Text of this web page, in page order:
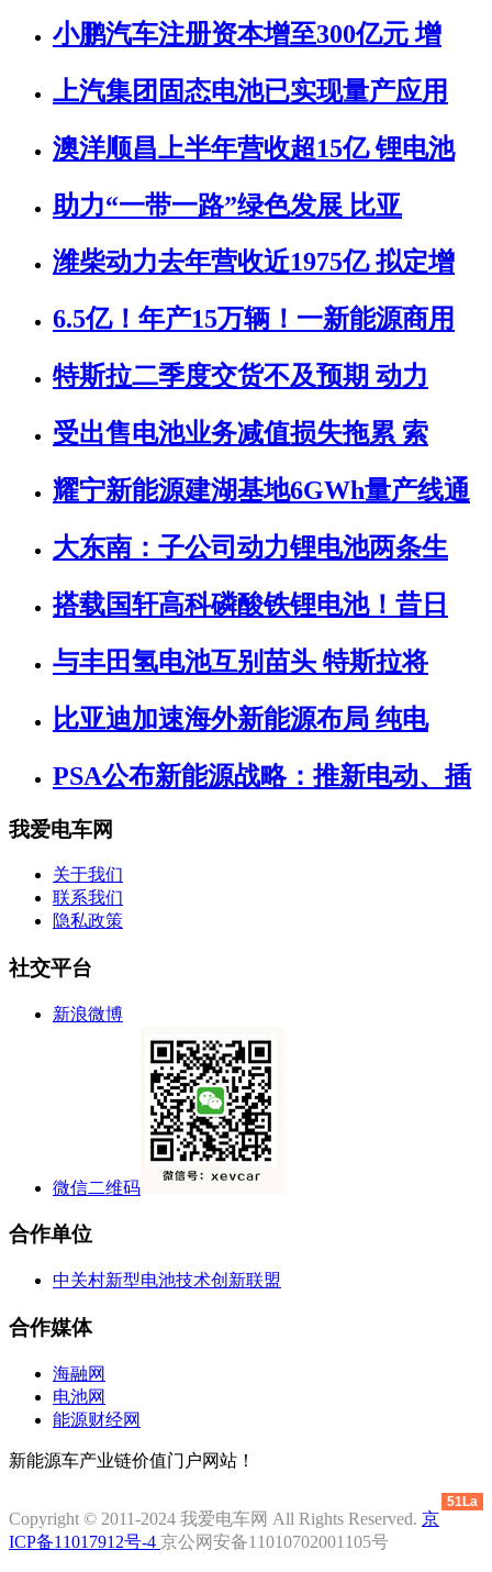
小鹏汽车注册资本增至300亿元 增
上汽集团固态电池已实现量产应用
澳洋顺昌上半年营收超15亿 锂电池
助力“一带一路”绿色发展 比亚
潍柴动力去年营收近1975亿 拟定增
6.5亿！年产15万辆！一新能源商用
特斯拉二季度交货不及预期 动力
受出售电池业务减值损失拖累 索
耀宁新能源建湖基地6GWh量产线通
大东南：子公司动力锂电池两条生
搭载国轩高科磷酸铁锂电池！昔日
与丰田氢电池互别苗头 特斯拉将
比亚迪加速海外新能源布局 纯电
PSA公布新能源战略：推新电动、插
我爱电车网
关于我们
联系我们
隐私政策
社交平台
新浪微博
微信二维码
合作单位
中关村新型电池技术创新联盟
合作媒体
海融网
电池网
能源财经网
新能源车产业链价值门户网站！
Copyright © 2011-2024 我爱电车网 All Rights Reserved. 京
ICP备11017912号-4 京公网安备11010702001105号
51La